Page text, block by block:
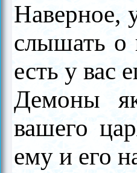
Наверное,
слышать о
есть у вас
Демоны
вашего
ему и его